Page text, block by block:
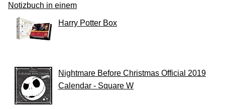
Notizbuch in einem
Harry Potter Box
Nightmare Before Christmas Official 2019
Calendar - Square W